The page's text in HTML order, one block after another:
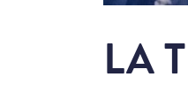
LA